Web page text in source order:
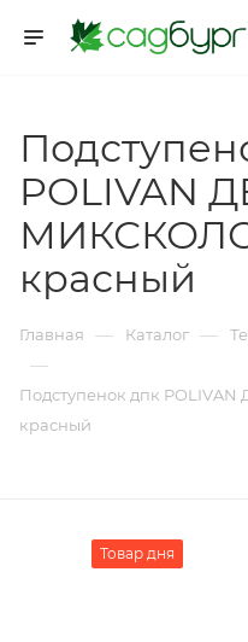
POLIVAN
красный
Главная — Каталог —
—
Подступенок дпк
красный
Товар дня